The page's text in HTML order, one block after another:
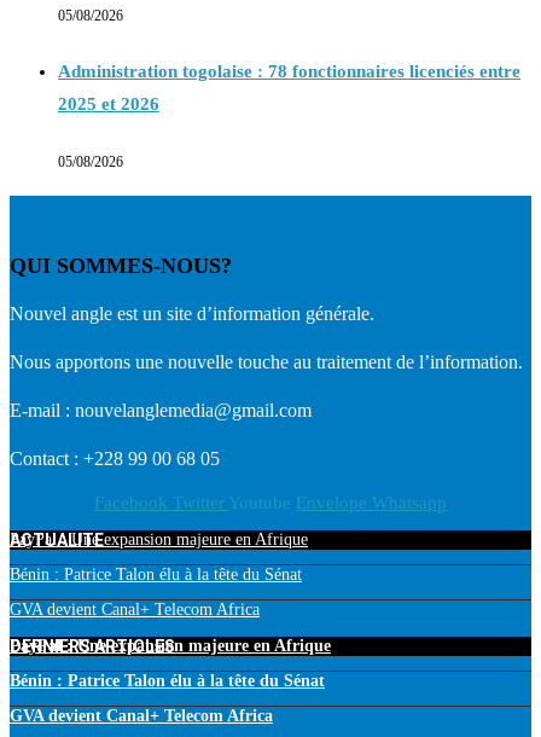
05/08/2026
Administration togolaise : 78 fonctionnaires licenciés entre
2025 et 2026
05/08/2026
QUI SOMMES-NOUS?
Nouvel angle est un site d’information générale.
Nous apportons une nouvelle touche au traitement de l’information.
E-mail : nouvelanglemedia@gmail.com
Contact : +228 99 00 68 05
Facebook Twitter Youtube Envelope Whatsapp
ACTUALITE
PayPal : Une expansion majeure en Afrique
Bénin : Patrice Talon élu à la tête du Sénat
GVA devient Canal+ Telecom Africa
DERNIERS ARTICLES
PayPal : Une expansion majeure en Afrique
Bénin : Patrice Talon élu à la tête du Sénat
GVA devient Canal+ Telecom Africa